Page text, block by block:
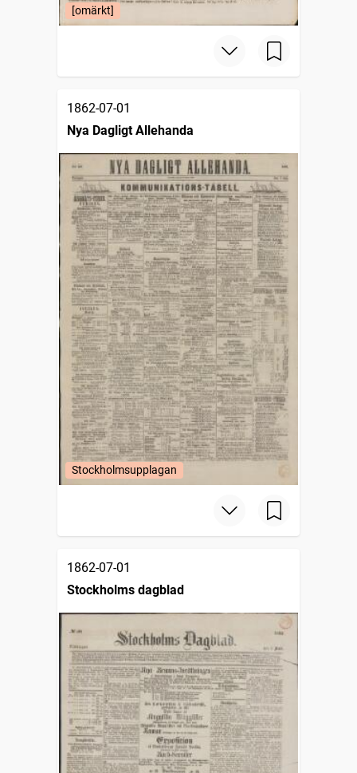
[omärkt]
1862-07-01
Nya Dagligt Allehanda
Stockholmsupplagan
1862-07-01
Stockholms dagblad